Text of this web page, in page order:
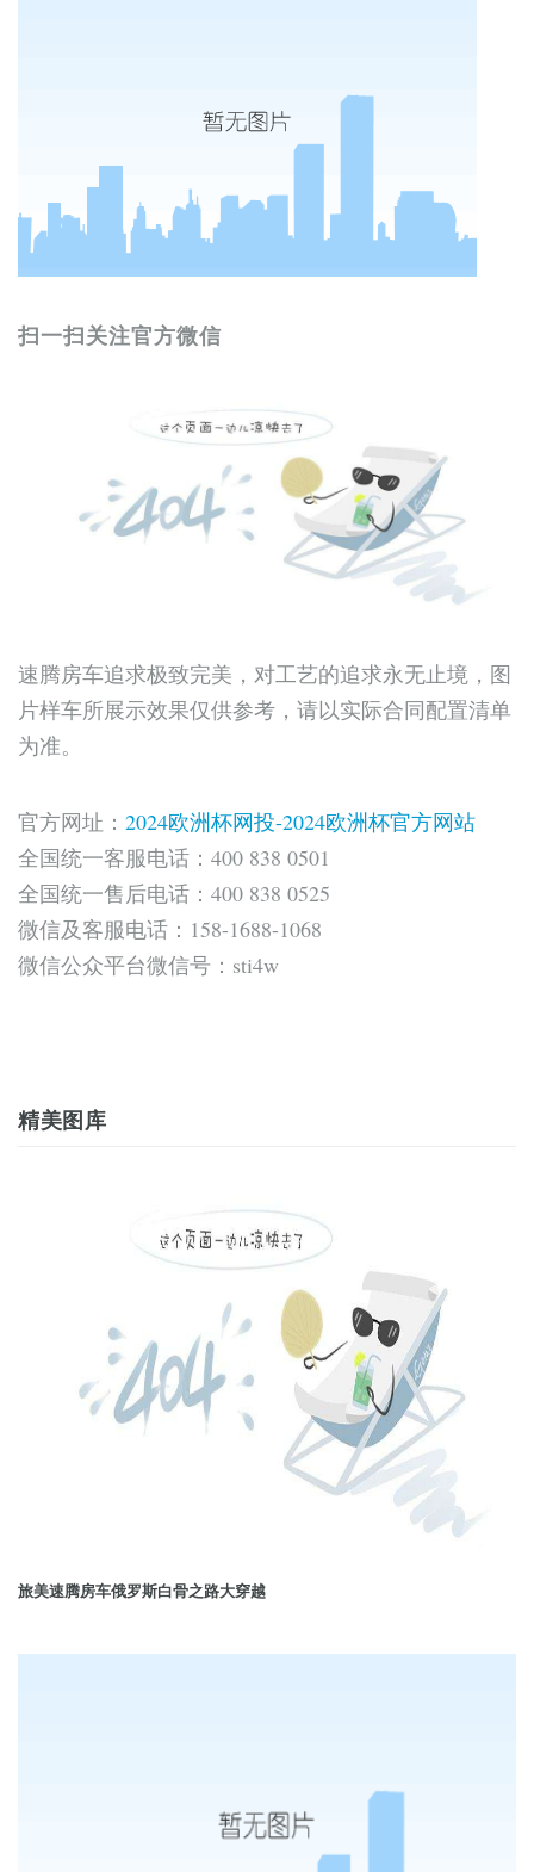
扫一扫关注官方微信
速腾房车追求极致完美，对工艺的追求永无止境，图
片样车所展示效果仅供参考，请以实际合同配置清单
为准。
官方网址： 2024欧洲杯网投-2024欧洲杯官方网站
全国统一客服电话：400 838 0501
全国统一售后电话：400 838 0525
微信及客服电话：158-1688-1068
微信公众平台微信号：sti4w
精美图库
旅美速腾房车俄罗斯白骨之路大穿越